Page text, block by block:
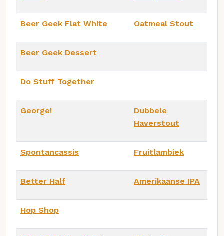
Beer Geek Flat White Oatmeal Stout
Beer Geek Dessert
Do Stuff Together
George!
Dubbele
Haverstout
Spontancassis Fruitlambiek
Better Half Amerikaanse IPA
Hop Shop